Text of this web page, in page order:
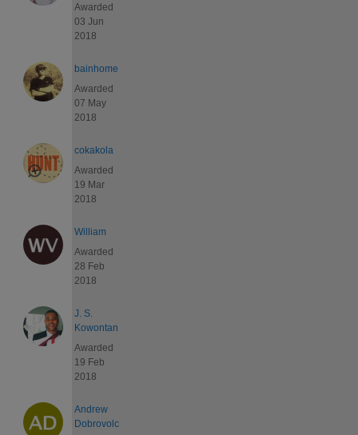
Awarded
03 Jun
2018
bainhome
Awarded
07 May
2018
cokakola
Awarded
19 Mar
2018
William
Awarded
28 Feb
2018
J. S.
Kowontan
Awarded
19 Feb
2018
Andrew
Dobrovolc